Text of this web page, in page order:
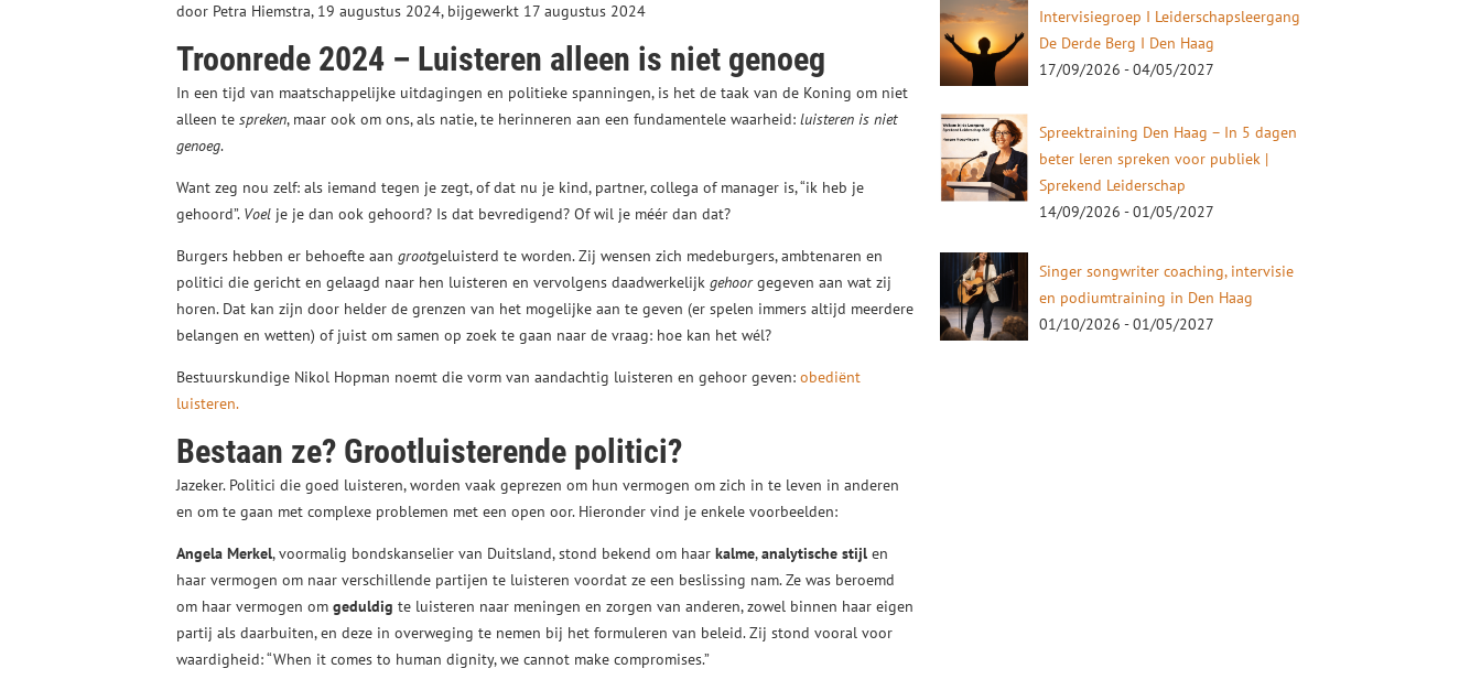
door Petra Hiemstra, 19 augustus 2024, bijgewerkt 17 augustus 2024
Troonrede 2024 – Luisteren alleen is niet genoeg
In een tijd van maatschappelijke uitdagingen en politieke spanningen, is het de taak van de Koning om niet
alleen te spreken, maar ook om ons, als natie, te herinneren aan een fundamentele waarheid: luisteren is niet
genoeg.
Want zeg nou zelf: als iemand tegen je zegt, of dat nu je kind, partner, collega of manager is, “ik heb je
gehoord”. Voel je je dan ook gehoord? Is dat bevredigend? Of wil je méér dan dat?
Burgers hebben er behoefte aan grootgeluisterd te worden. Zij wensen zich medeburgers, ambtenaren en
politici die gericht en gelaagd naar hen luisteren en vervolgens daadwerkelijk gehoorgegeven aan wat zij
horen. Dat kan zijn door helder de grenzen van het mogelijke aan te geven (er spelen immers altijd meerdere
belangen en wetten) of juist om samen op zoek te gaan naar de vraag: hoe kan het wél?
Bestuurskundige Nikol Hopman noemt die vorm van aandachtig luisteren en gehoor geven: obediënt
luisteren.
Bestaan ze? Grootluisterende politici?
Jazeker. Politici die goed luisteren, worden vaak geprezen om hun vermogen om zich in te leven in anderen
en om te gaan met complexe problemen met een open oor. Hieronder vind je enkele voorbeelden:
Angela Merkel, voormalig bondskanselier van Duitsland, stond bekend om haar kalme,analytische stijl en
haar vermogen om naar verschillende partijen te luisteren voordat ze een beslissing nam. Ze was beroemd
om haar vermogen om geduldig te luisteren naar meningen en zorgen van anderen, zowel binnen haar eigen
partij als daarbuiten, en deze in overweging te nemen bij het formuleren van beleid. Zij stond vooral voor
waardigheid: “When it comes to human dignity, we cannot make compromises.”
Intervisiegroep I Leiderschapsleergang
De Derde Berg I Den Haag
17/09/2026 - 04/05/2027
Spreektraining Den Haag – In 5 dagen
beter leren spreken voor publiek |
Sprekend Leiderschap
14/09/2026 - 01/05/2027
Singer songwriter coaching, intervisie
en podiumtraining in Den Haag
01/10/2026 - 01/05/2027